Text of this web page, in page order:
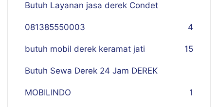
Butuh Layanan jasa derek Condet
081385550003 4
butuh mobil derek keramat jati 15
Butuh Sewa Derek 24 Jam DEREK
MOBILINDO 1